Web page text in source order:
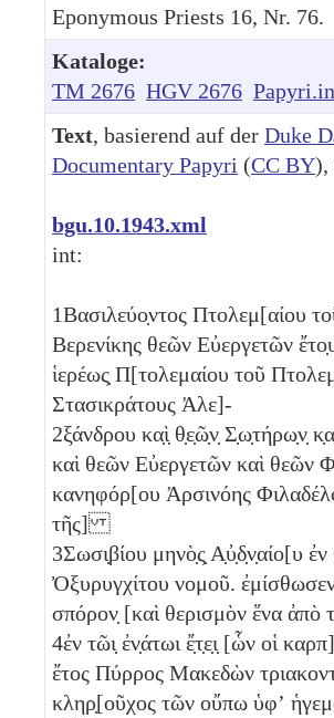
Eponymous Priests 16, Nr. 76.
Kataloge:
TM 2676 HGV 2676
Text, basierend auf der Duke
Documentary Papyri (CC BY),
bgu.10.1943.xml
int:
1Βασιλεύο̣ντος Πτολεμ[αίου
Βερενίκης θεῶν Εὐεργετῶν
ἱερέως̣ Π[τολεμαίου τοῦ
Στασικράτους Ἀλε]-
2ξάνδρου κα̣ὶ̣ θ̣ε̣ῶ̣ν̣ Σ̣ω̣τήρω̣ν̣
καὶ θεῶν Εὐεργετῶν καὶ θεῶν
κανηφόρ[ου Ἀρσινόης
τῆς]
3Σωσι̣βίου μηνὸ̣ς̣ Α̣ὐ̣δ̣ν̣αίο[υ
Ὀξυρυγχίτου νομοῦ. ἐμίσθωσεν
σπόρον̣ [καὶ θερισμὸν ἕνα ἀπὸ
4ἐν τῶι̣ ἐν̣άτωι ἔ̣τ̣ε̣ι̣ [ὧν οἱ
ἔτος Πύρρος Μακεδὼν
κληρ̣[οῦχος τῶν οὔπω ὑφʼ